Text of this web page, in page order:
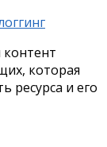
которая
ресурса и его